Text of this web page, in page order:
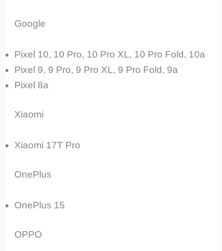
Google
Pixel 10, 10 Pro, 10 Pro XL, 10 Pro Fold, 10a
Pixel 9, 9 Pro, 9 Pro XL, 9 Pro Fold, 9a
Pixel 8a
Xiaomi
Xiaomi 17T Pro
OnePlus
OnePlus 15
OPPO